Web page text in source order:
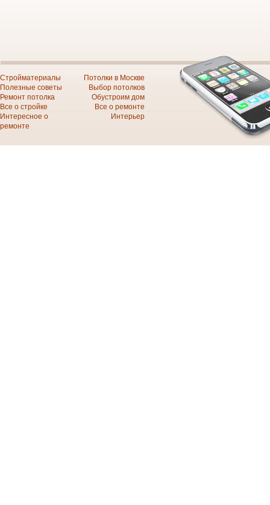
Стройматериалы
Полезные советы
Ремонт потолка
Все о стройке
Интересное о
ремонте
Потолки в Москве
Выбор потолков
Обустроим дом
Все о ремонте
Интерьер